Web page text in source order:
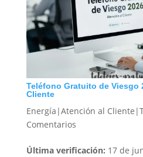
Teléfono Gratuito de Viesgo
Cliente
Energía|Atención al
Comentarios
Última verificación: 17 de